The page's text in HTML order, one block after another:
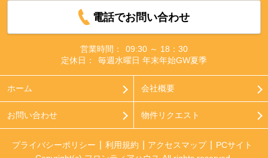
電話でお問い合わせ
営業時間：
09:30 ～ 18：30
定休日：
毎週水曜日 年末年始GW夏季
ホーム 会社概要
お問い合わせ 物件リクエスト
プライバシーポリシー 利用規約 アクセスマップ
PCサイト